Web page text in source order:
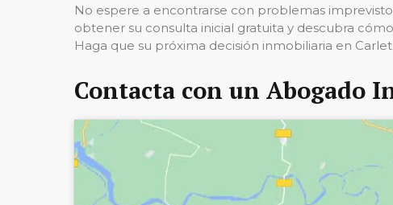
No espere a encontrarse con problemas
obtener su consulta inicial gratuita y descubra
Haga que su próxima decisión inmobiliaria en
Contacta con un Abogado